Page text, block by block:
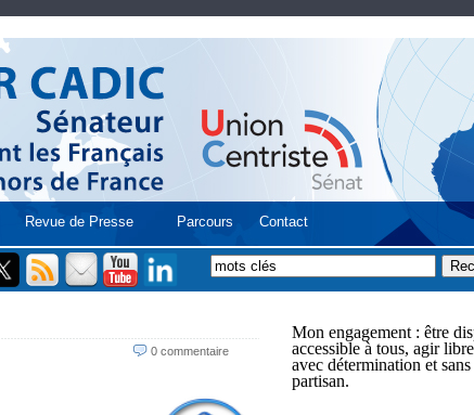
Revue de Presse Parcours Contact
0 commentaire
Mon engagement : être
accessible à tous, agir
avec détermination et
partisan.